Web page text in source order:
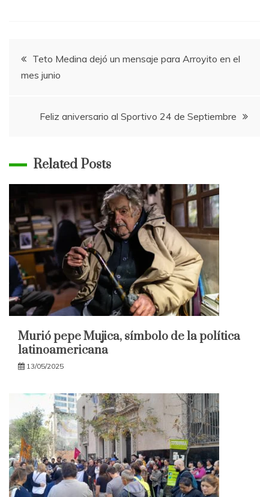
Navegación
de
entradas
Teto Medina dejó un mensaje para Arroyito en el
mes junio
Feliz aniversario al Sportivo 24 de Septiembre
Related Posts
Murió pepe Mujica, símbolo de la política
latinoamericana
13/05/2025